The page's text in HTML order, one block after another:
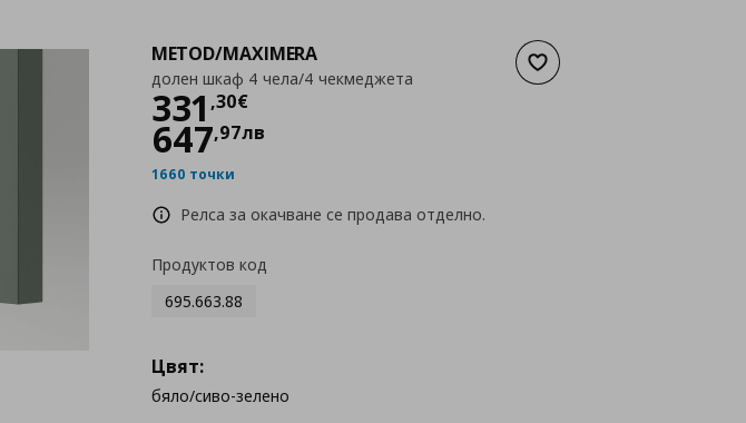
Добави към списъка с
METOD/MAXIMERA
долен шкаф 4 чела/4 чекмеджета
331 ,30€
Цена
647,97лв
1660 точки
Релса за окачване се продава отделно.
Продуктов код
695.663.88
Цвят:
бяло/сиво-зелено